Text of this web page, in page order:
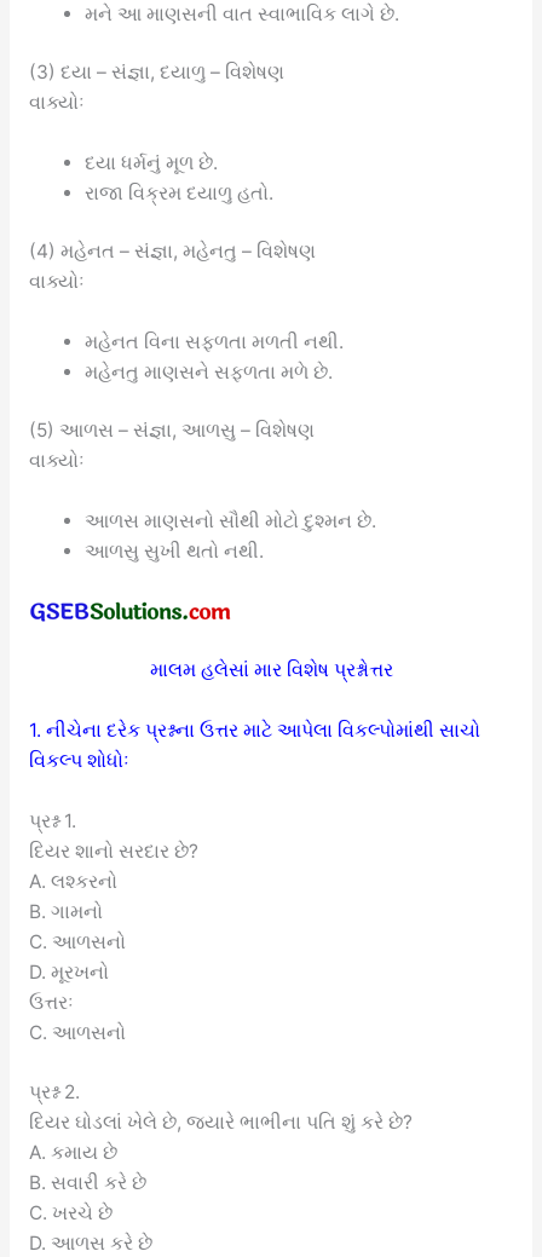
મને આ માણસની વાત સ્વાભાવિક લાગે છે.
(3) દયા – સંજ્ઞા, દયાળુ – વિશેષણ
વાક્યોઃ
દયા ધર્મનું મૂળ છે.
રાજા વિક્રમ દયાળુ હતો.
(4) મહેનત – સંજ્ઞા, મહેનતુ – વિશેષણ
વાક્યોઃ
મહેનત વિના સફળતા મળતી નથી.
મહેનતુ માણસને સફળતા મળે છે.
(5) આળસ – સંજ્ઞા, આળસુ – વિશેષણ
વાક્યોઃ
આળસ માણસનો સૌથી મોટો દુશ્મન છે.
આળસુ સુખી થતો નથી.
માલમ હલેસાં માર વિશેષ પ્રશ્નોત્તર
1. નીચેના દરેક પ્રશ્નના ઉત્તર માટે આપેલા વિકલ્પોમાંથી સાચો
વિકલ્પ શોધોઃ
પ્રશ્ન 1.
દિયર શાનો સરદાર છે?
A. લશ્કરનો
B. ગામનો
C. આળસનો
D. મૂરખનો
ઉત્તરઃ
C. આળસનો
પ્રશ્ન 2.
દિયર ઘોડલાં ખેલે છે, જ્યારે ભાભીના પતિ શું કરે છે?
A. કમાય છે
B. સવારી કરે છે
C. ખરચે છે
D. આળસ કરે છે